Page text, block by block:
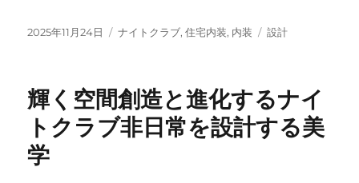
投
2025年11月24日
カ
ー
ナイトクラブ,住宅内装, 内装
タ
設計
輝く空間創造と進化するナイ
トクラブ非日常を設計する美
学